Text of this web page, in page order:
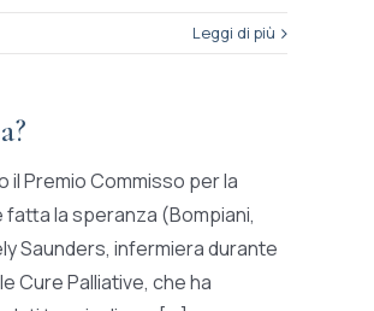
Leggi di più
il Premio Commisso per la
la speranza (Bompiani,
Saunders, infermiera durante
Cure Palliative, che ha